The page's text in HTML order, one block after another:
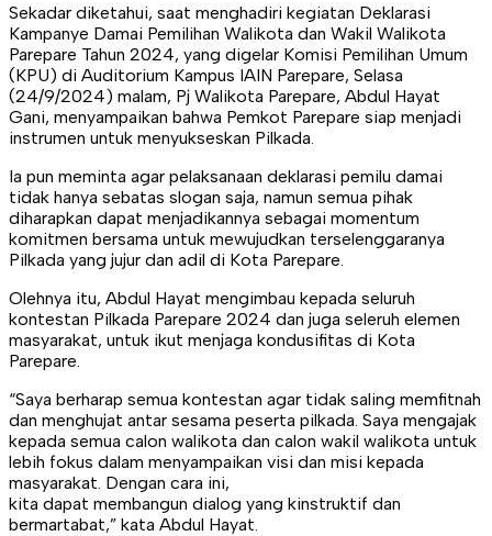
Sekadar diketahui, saat menghadiri kegiatan Deklarasi
Kampanye Damai Pemilihan Walikota dan Wakil Walikota
Parepare Tahun 2024, yang digelar Komisi Pemilihan Umum
(KPU) di Auditorium Kampus IAIN Parepare, Selasa
(24/9/2024) malam, Pj Walikota Parepare, Abdul Hayat
Gani, menyampaikan bahwa Pemkot Parepare siap menjadi
instrumen untuk menyukseskan Pilkada.
Ia pun meminta agar pelaksanaan deklarasi pemilu damai
tidak hanya sebatas slogan saja, namun semua pihak
diharapkan dapat menjadikannya sebagai momentum
komitmen bersama untuk mewujudkan terselenggaranya
Pilkada yang jujur dan adil di Kota Parepare.
Olehnya itu, Abdul Hayat mengimbau kepada seluruh
kontestan Pilkada Parepare 2024 dan juga seleruh elemen
masyarakat, untuk ikut menjaga kondusifitas di Kota
Parepare.
“Saya berharap semua kontestan agar tidak saling memfitnah
dan menghujat antar sesama peserta pilkada. Saya mengajak
kepada semua calon walikota dan calon wakil walikota untuk
lebih fokus dalam menyampaikan visi dan misi kepada
masyarakat. Dengan cara ini,
kita dapat membangun dialog yang kinstruktif dan
bermartabat,” kata Abdul Hayat.